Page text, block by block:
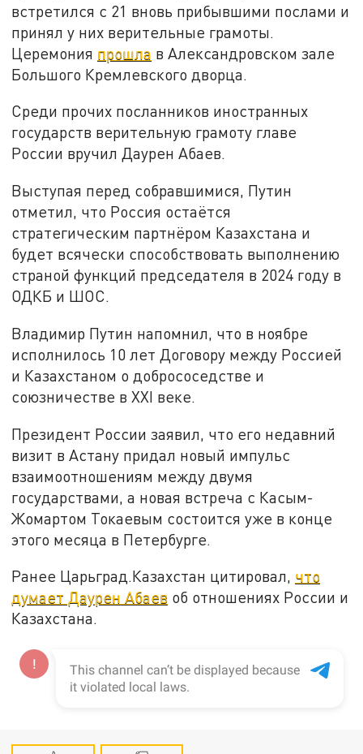
встретился с 21 вновь прибывшими послами и
принял у них верительные грамоты.
Церемония прошла в Александровском зале
Большого Кремлевского дворца.
Среди прочих посланников иностранных
государств верительную грамоту главе
России вручил Даурен Абаев.
Выступая перед собравшимися, Путин
отметил, что Россия остаётся
стратегическим партнёром Казахстана и
будет всячески способствовать выполнению
страной функций председателя в 2024 году в
ОДКБ и ШОС.
Владимир Путин напомнил, что в ноябре
исполнилось 10 лет Договору между Россией
и Казахстаном о добрососедстве и
союзничестве в XXI веке.
Президент России заявил, что его недавний
визит в Астану придал новый импульс
взаимоотношениям между двумя
государствами, а новая встреча с Касым-
Жомартом Токаевым состоится уже в конце
этого месяца в Петербурге.
Ранее Царьград.Казахстан цитировал, что
думает Даурен Абаев об отношениях России и
Казахстана.